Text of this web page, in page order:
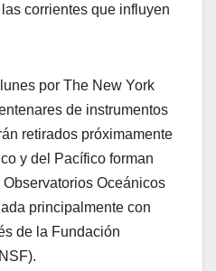
corrientes que influyen
por The New York
de instrumentos
retirados próximamente
y del Pacífico forman
Oceánicos
principalmente con
de la Fundación